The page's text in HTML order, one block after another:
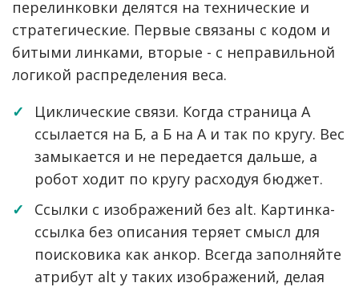
перелинковки делятся на технические и
стратегические. Первые связаны с кодом и
битыми линками, вторые - с неправильной
логикой распределения веса.
Циклические связи. Когда страница А
ссылается на Б, а Б на А и так по кругу. Вес
замыкается и не передается дальше, а
робот ходит по кругу расходуя бюджет.
Ссылки с изображений без alt. Картинка-
ссылка без описания теряет смысл для
поисковика как анкор. Всегда заполняйте
атрибут alt у таких изображений, делая